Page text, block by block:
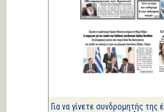
Πολιτικά και άλλα
ΑΡΙΩΝ
Ιστορίες
Τρέλας
συλλήψεις...
Για να γίνετε συνδρομητής της